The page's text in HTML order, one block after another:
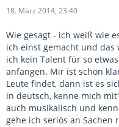
18. März 2014, 23:40
Wie gesagt - ich weiß wie
ich einst gemacht und
ich kein Talent für so
anfangen. Mir ist schon
Leute findet, dann ist es
in deutsch, kenne mich
auch musikalisch und
gehe ich seriös an Sachen